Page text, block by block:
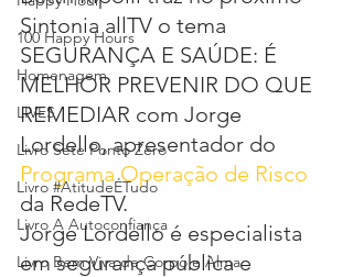
100 Happy Hours
Homenagem
LIVES
Livro Sete Ponto Zero
Livro #AtitudeÉTudo
Livro A Autoconfiança
Livro Bem Viva de Corpo e Alma
Sintonia allTV o tema
SEGURANÇA E SAÚDE: É
MELHOR PREVENIR DO QUE
REMEDIAR com Jorge
Lordello, apresentador do
Programa Operação de Risco
da RedeTV.
Jorge Lordello é especialista
em segurança pública e